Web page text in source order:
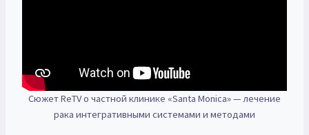
Сюжет ReTV о частной клинике «Santa Monica» — лечение
рака интегративными системами и методами